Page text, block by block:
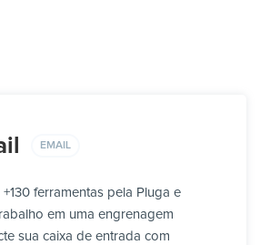
EMAIL
ferramentas pela Pluga e
em uma engrenagem
sua caixa de entrada com